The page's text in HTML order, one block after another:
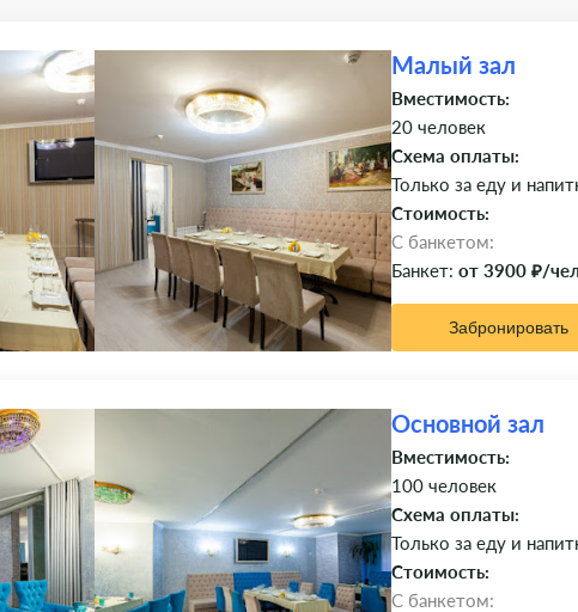
Малый зал
Вместимость:
20 человек
Схема оплаты:
Только за еду и
Стоимость:
C банкетом:
Банкет: от 3900 ₽/
Забронировать
Основной зал
Вместимость:
100 человек
Схема оплаты:
Только за еду и
Стоимость:
C банкетом: